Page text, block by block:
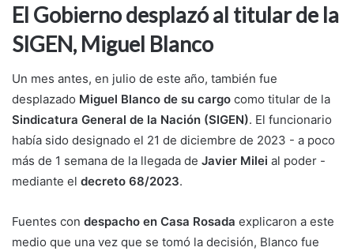
El Gobierno desplazó al titular de la
SIGEN, Miguel Blanco
Un mes antes, en julio de este año, también fue
desplazado Miguel Blanco de su cargo como titular de la
Sindicatura General de la Nación (SIGEN). El funcionario
había sido designado el 21 de diciembre de 2023 - a poco
más de 1 semana de la llegada de Javier Milei al poder -
mediante el decreto 68/2023.
Fuentes con despacho en Casa Rosada explicaron a este
medio que una vez que se tomó la decisión, Blanco fue